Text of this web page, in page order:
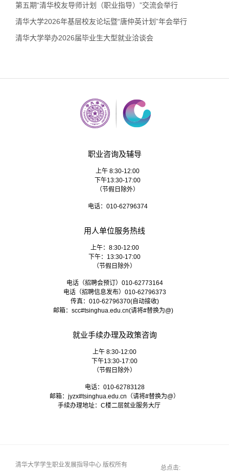
第五期“清华校友导师计划（职业指导）”交流会举行
清华大学2026年基层校友论坛暨“唐仲英计划”年会举行
清华大学举办2026届毕业生大型就业洽谈会
职业咨询及辅导
上午 8:30-12:00
下午13:30-17:00
（节假日除外）
电话：010-62796374
用人单位服务热线
上午：8:30-12:00
下午：13:30-17:00
（节假日除外）
电话（招聘会预订）010-62773164
电话（招聘信息发布）010-62796373
传真：010-62796370(自动接收)
邮箱： scc#tsinghua.edu.cn(请将#替换为@)
就业手续办理及政策咨询
上午 8:30-12:00
下午13:30-17:00
（节假日除外）
电话：010-62783128
邮箱： jyzx#tsinghua.edu.cn （请将#替换为@）
手续办理地址：C楼二层就业服务大厅
清华大学学生职业发展指导中心 版权所有 总点击: